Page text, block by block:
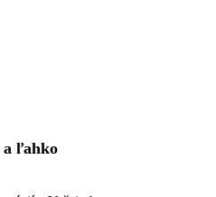
a ľahko